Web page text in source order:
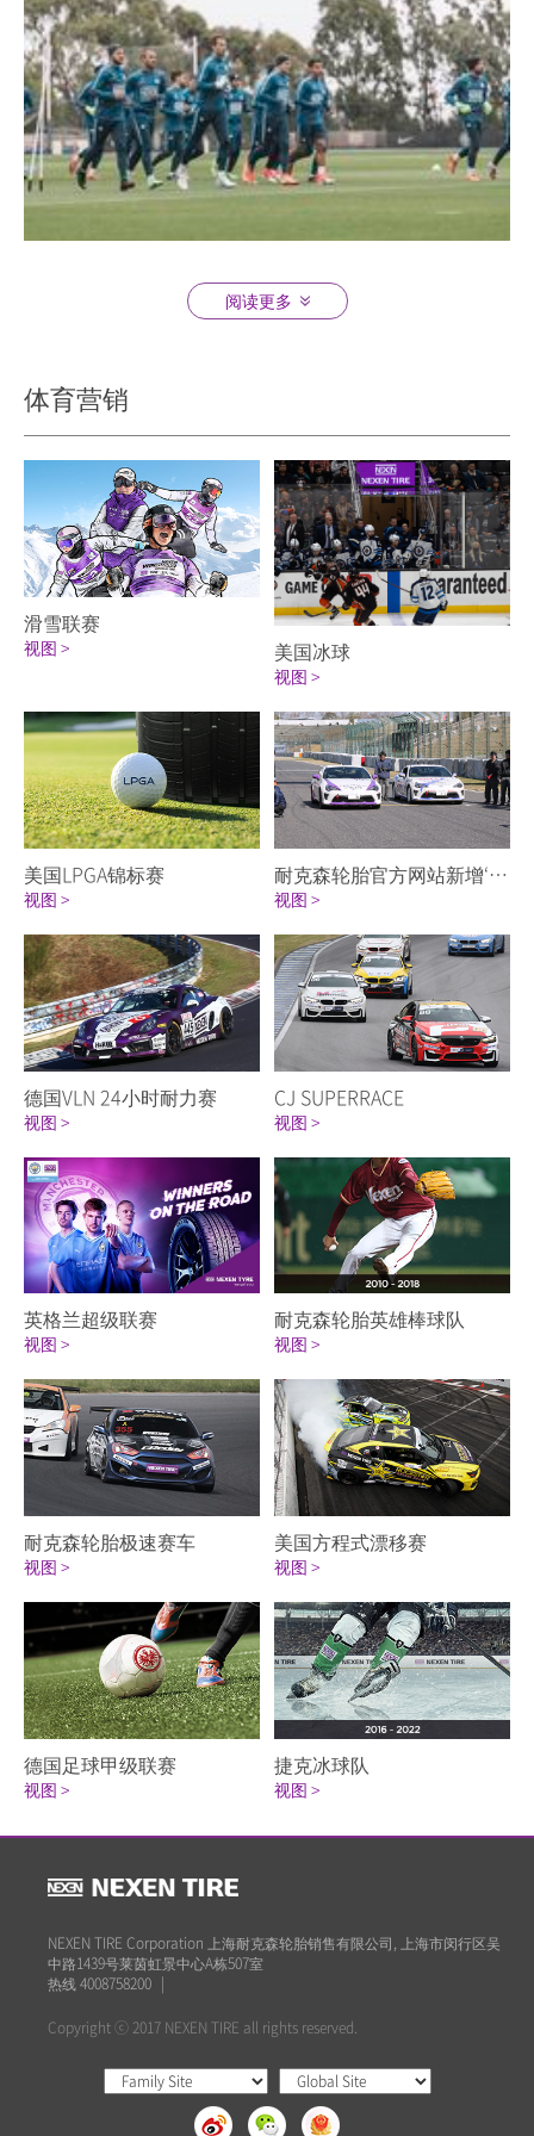
阅读更多
体育营销
滑雪联赛
视图 > 美国冰球
视图 >
美国LPGA锦标赛
视图 >
耐克森轮胎官方网站新增‘Toyota 86’体育营销页面
视图 >
德国VLN 24小时耐力赛
视图 >
CJ SUPERRACE
视图 >
英格兰超级联赛
视图 >
耐克森轮胎英雄棒球队
视图 >
耐克森轮胎极速赛车
视图 >
美国方程式漂移赛
视图 >
德国足球甲级联赛
视图 >
捷克冰球队
视图 >
NEXEN TIRE Corporation 上海耐克森轮胎销售有限公司, 上海市闵行区吴
中路1439号莱茵虹景中心A栋507室
热线 4008758200 |
Copyright ⓒ 2017 NEXEN TIRE all rights reserved.